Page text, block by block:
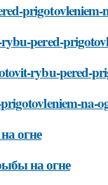
prigotovleniem-
pered-
rybu-pered-
na-
огне
на огне